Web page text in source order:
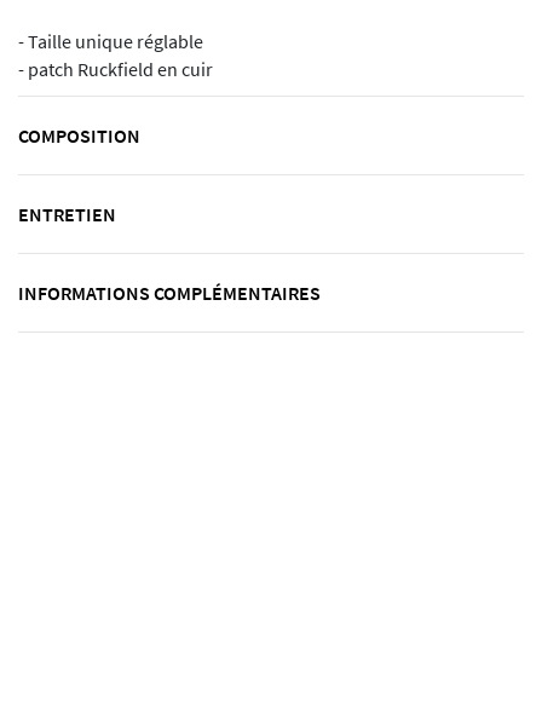
- Taille unique réglable
- patch Ruckfield en cuir
COMPOSITION
ENTRETIEN
INFORMATIONS COMPLÉMENTAIRES